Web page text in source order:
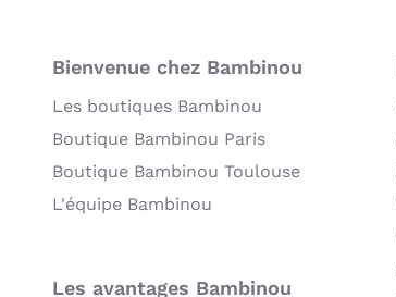
Bienvenue chez Bambinou
Les boutiques Bambinou
Boutique Bambinou Paris
Boutique Bambinou Toulouse
L'équipe Bambinou
Les avantages Bambinou